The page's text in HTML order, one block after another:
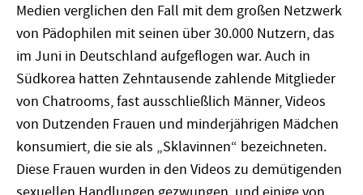
Medien verglichen den Fall mit dem großen Netzwerk
von Pädophilen mit seinen über 30.000 Nutzern, das
im Juni in Deutschland aufgeflogen war. Auch in
Südkorea hatten Zehntausende zahlende Mitglieder
von Chatrooms, fast ausschließlich Männer, Videos
von Dutzenden Frauen und minderjährigen Mädchen
konsumiert, die sie als „Sklavinnen“ bezeichneten.
Diese Frauen wurden in den Videos zu demütigenden